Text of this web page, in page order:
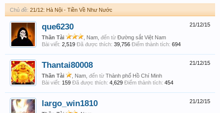
Chủ đề: 21/12: Hà Nội - Tiền Về Như Nước
21/12/15
que6230
Thần Tài , Nam, đến từ Đường sắt Việt Nam
Bài viết: 2,519 Đã được thích: 39,756 Điểm thành tích: 694
21/12/15
Thantai80008
Thần Tài , Nam, đến từ Thành phố Hồ Chí Minh
Bài viết: 159 Đã được thích: 4,629 Điểm thành tích: 454
21/12/15
largo_win1810